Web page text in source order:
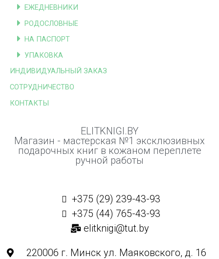
ЕЖЕДНЕВНИКИ
РОДОСЛОВНЫЕ
НА ПАСПОРТ
УПАКОВКА
ИНДИВИДУАЛЬНЫЙ ЗАКАЗ
СОТРУДНИЧЕСТВО
КОНТАКТЫ
ELITKNIGI.BY
Магазин - мастерская №1 эксклюзивных
подарочных книг в кожаном переплете
ручной работы
+375 (29) 239-43-93
+375 (44) 765-43-93
elitknigi@tut.by
220006 г. Минск ул. Маяковского, д. 16